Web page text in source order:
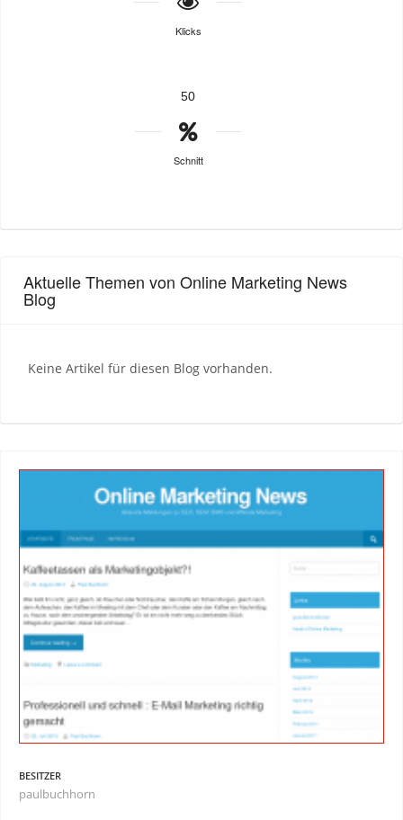
Klicks
50
Schnitt
Aktuelle Themen von Online Marketing News
Blog
Keine Artikel für diesen Blog vorhanden.
BESITZER
paulbuchhorn